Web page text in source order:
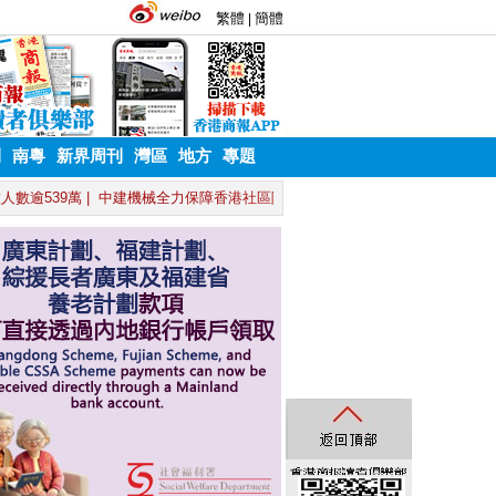
南粵 新界周刊 灣區 地方 專題